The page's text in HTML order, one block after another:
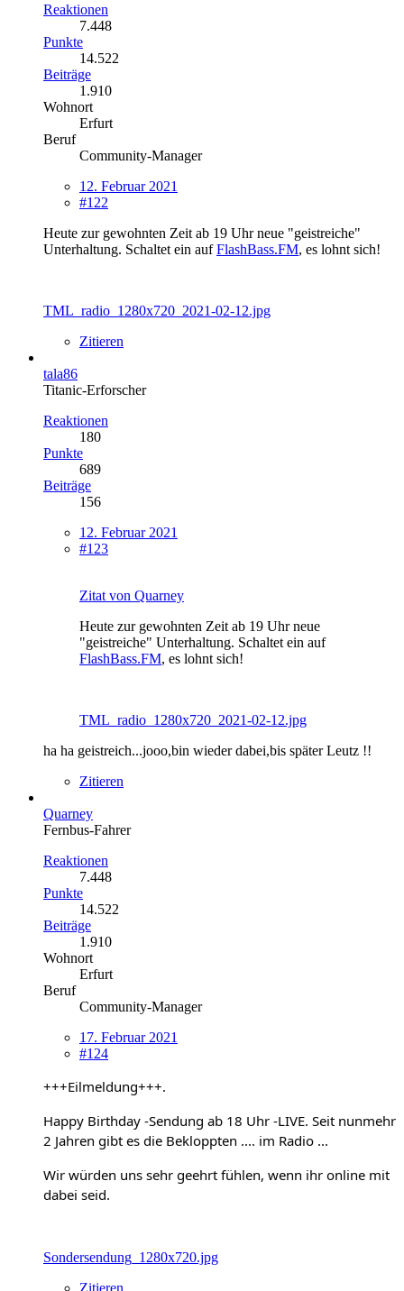
Reaktionen
7.448
Punkte
14.522
Beiträge
1.910
Wohnort
Erfurt
Beruf
Community-Manager
12. Februar 2021
#122
Heute zur gewohnten Zeit ab 19 Uhr neue "geistreiche"
Unterhaltung. Schaltet ein aufFlashBass.FM, es lohnt sich!
TML_radio_1280x720_2021-02-12.jpg
Zitieren
tala86
Titanic-Erforscher
Reaktionen
180
Punkte
689
Beiträge
156
12. Februar 2021
#123
Zitat von Quarney
Heute zur gewohnten Zeit ab 19 Uhr neue
"geistreiche" Unterhaltung. Schaltet ein auf
FlashBass.FM, es lohnt sich!
TML_radio_1280x720_2021-02-12.jpg
ha ha geistreich...jooo,bin wieder dabei,bis später Leutz !!
Zitieren
Quarney
Fernbus-Fahrer
Reaktionen
7.448
Punkte
14.522
Beiträge
1.910
Wohnort
Erfurt
Beruf
Community-Manager
17. Februar 2021
#124
+++Eilmeldung+++.
Happy Birthday -Sendung ab 18 Uhr -LIVE. Seit nunmehr
2 Jahren gibt es die Bekloppten .... im Radio ...
Wir würden uns sehr geehrt fühlen, wenn ihr online mit
dabei seid.
Sondersendung_1280x720.jpg
Zitieren